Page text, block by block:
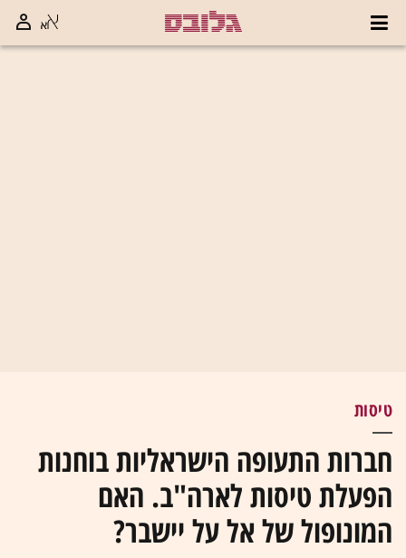
טיסות
חברות התעופה הישראליות בוחנות
הפעלת טיסות לארה"ב. האם
המונופול של אל על יישבר?